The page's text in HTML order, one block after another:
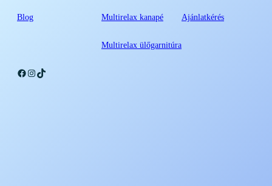
Blog Multirelax kanapé
Multirelax ülőgarnitúra
Ajánlatkérés
Facebook
Instagram
TikTok